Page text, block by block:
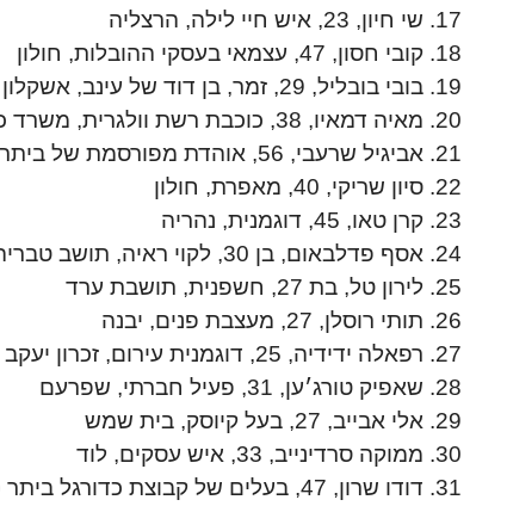
שי חיון, 23, איש חיי לילה, הרצליה
קובי חסון, 47, עצמאי בעסקי ההובלות, חולון
בובי בובליל, 29, זמר, בן דוד של עינב, אשקלון
מאיה דמאיו, 38, כוכבת רשת וולגרית, משרד כרטיסים ״לאן״
אביגיל שרעבי, 56, אוהדת מפורסמת של ביתר ים, ירושלים
סיון שריקי, 40, מאפרת, חולון
קרן טאו, 45, דוגמנית, נהריה
אסף פדלבאום, בן 30, לקוי ראיה, תושב טבריה
לירון טל, בת 27, חשפנית, תושבת ערד
תותי רוסלן, 27, מעצבת פנים, יבנה
רפאלה ידידיה, 25, דוגמנית עירום, זכרון יעקב
שאפיק טורג׳ען, 31, פעיל חברתי, שפרעם
אלי אבייב, 27, בעל קיוסק, בית שמש
ממוקה סרדינייב, 33, איש עסקים, לוד
דודו שרון, 47, בעלים של קבוצת כדורגל ביתר פ״ת, חתנו לשעבר של ניסים אלפרון, תושב פ״ת